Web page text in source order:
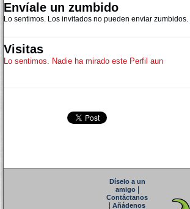
Envíale un zumbido
Lo sentimos. Los invitados no pueden enviar zumbidos. |
Visitas
Lo sentimos. Nadie ha mirado este Perfil aun
Díselo a un
amigo|
Contáctanos
Añádenos